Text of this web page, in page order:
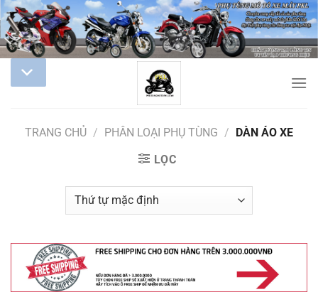
TRANG CHỦ / PHÂN LOẠI PHỤ TÙNG / DÀN ÁO XE
LỌC